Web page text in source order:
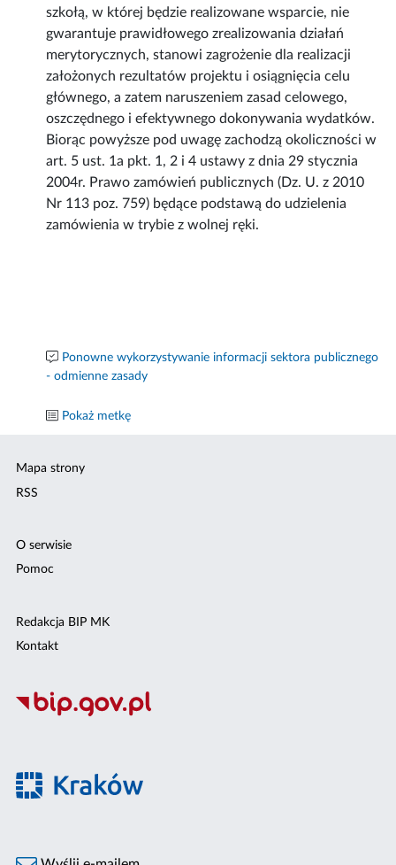
szkołą, w której będzie realizowane wsparcie, nie
gwarantuje prawidłowego zrealizowania działań
merytorycznych, stanowi zagrożenie dla realizacji
założonych rezultatów projektu i osiągnięcia celu
głównego, a zatem naruszeniem zasad celowego,
oszczędnego i efektywnego dokonywania wydatków.
Biorąc powyższe pod uwagę zachodzą okoliczności w
art. 5 ust. 1a pkt. 1, 2 i 4 ustawy z dnia 29 stycznia
2004r. Prawo zamówień publicznych (Dz. U. z 2010
Nr 113 poz. 759) będące podstawą do udzielenia
zamówienia w trybie z wolnej ręki.
Ponowne wykorzystywanie informacji sektora publicznego
- odmienne zasady
Pokaż metkę
Mapa strony
RSS
O serwisie
Pomoc
Redakcja BIP MK
Kontakt